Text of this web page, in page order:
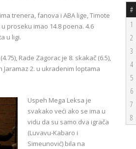
trenera, fanova i ABA lige, Timote
proseku imao 14.8 poena. 4.6
u ligi.
Rade Zagorac je 8. skakač (6.5),
Jaramaz 2. u ukradenim loptama
Uspeh Mega Leksa je
svakako veći ako se ima u
vidu da su samo dva igrača
(Luvavu-Kabaro i
Simeunović) bila na
#
1
2
3
4
5
6
7
8